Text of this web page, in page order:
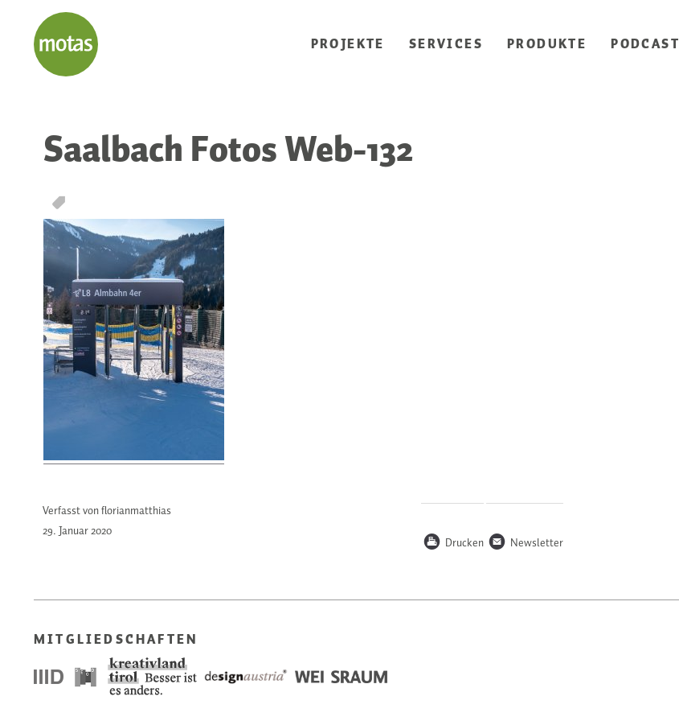
PROJEKTE SERVICES PRODUKTE PODCAST
Saalbach Fotos Web-132
T
Verfasst von florianmatthias
29. Januar2020 P Drucken n Newsletter
MITGLIEDSCHAFTEN